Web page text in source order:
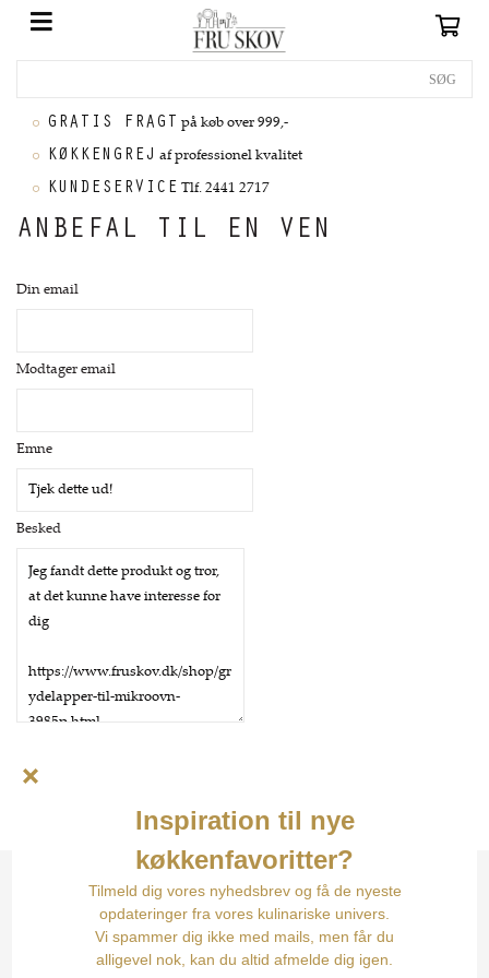
GRATIS FRAGT på køb over 999,-
KØKKENGREJ af professionel kvalitet
KUNDESERVICE Tlf. 2441 2717
ANBEFAL TIL EN VEN
Din email
Modtager email
Emne
Besked